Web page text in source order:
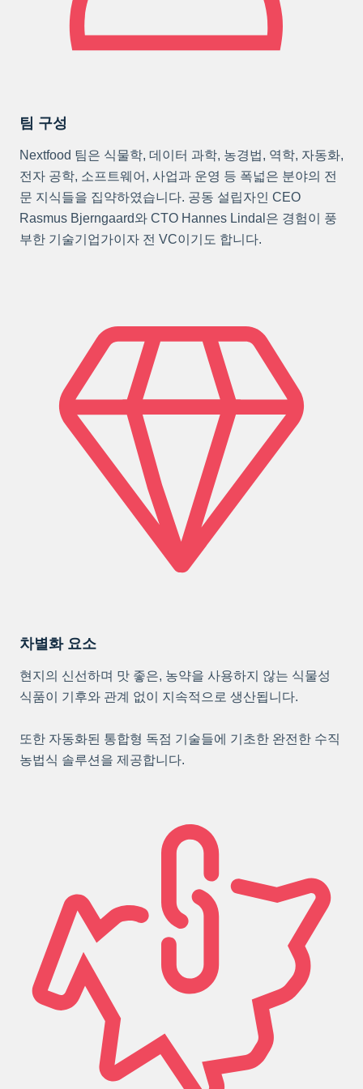
팀 구성
Nextfood 팀은 식물학, 데이터 과학, 농경법, 역학, 자동화,
전자 공학, 소프트웨어, 사업과 운영 등 폭넓은 분야의 전
문 지식들을 집약하였습니다. 공동 설립자인 CEO
Rasmus Bjerngaard와 CTO Hannes Lindal은 경험이 풍
부한 기술기업가이자 전 VC이기도 합니다.
차별화 요소
현지의 신선하며 맛 좋은, 농약을 사용하지 않는 식물성
식품이 기후와 관계 없이 지속적으로 생산됩니다.
또한 자동화된 통합형 독점 기술들에 기초한 완전한 수직
농법식 솔루션을 제공합니다.